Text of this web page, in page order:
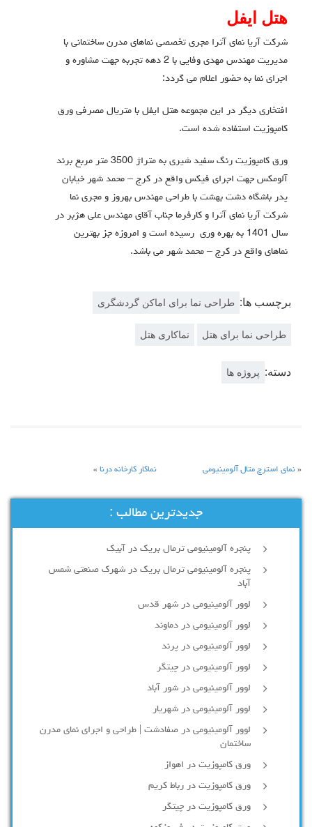
هتل ایفل
شرکت آریا نمای آترا مجری تخصصی نماهای مدرن ساختمانی با
مدیریت مهندس مهدی وفایی با 2 دهه تجربه جهت مشاوره و
اجرای نما به حضور اعلام می گردد:
افتخاری دیگر در این مجموعه هتل ایفل با متریال مصرفی ورق
کامپوزیت استفاده شده است.
ورق کامپوزیت رنگ سفید شیری به متراژ 3500 متر مربع برند
آلومکس جهت اجرای فیکس واقع در کرج – محمد شهر خیابان
پدر باشگاه دشت بهشت با طراحی مهندس بهروز و مجری نما
شرکت آریا نمای آترا و کارفرما جناب آقای مهندس علی هژبر در
سال 1401 به بهره وری رسیده است و امروزه جز بهترین
نماهای واقع در کرج – محمد شهر می باشد.
برچسب ها: طراحی نما برای اماکن گردشگری
طراحی نما برای هتل نماکاری هتل
دسته: پروژه ها
« نمای استرچ متال آلومینیومی نماکار کارخانه درنا»
جدیدترین مطالب :
پنجره آلومینیومی ترمال بریک در آبیک
پنجره آلومینیومی ترمال بریک در شهرک صنعتی شمس
آباد
لوور آلومینیومی در شهر قدس
لوور آلومینیومی در دماوند
لوور آلومینیومی در پرند
لوور آلومینیومی در چیتگر
لوور آلومینیومی در شور آباد
لوور آلومينيومي در شهريار
لوور آلومینیومی در صفادشت | طراحی و اجرای نمای مدرن
ساختمان
ورق کامپوزیت در اهواز
ورق کامپوزیت در رباط کریم
ورق کامپوزیت در چیتگر